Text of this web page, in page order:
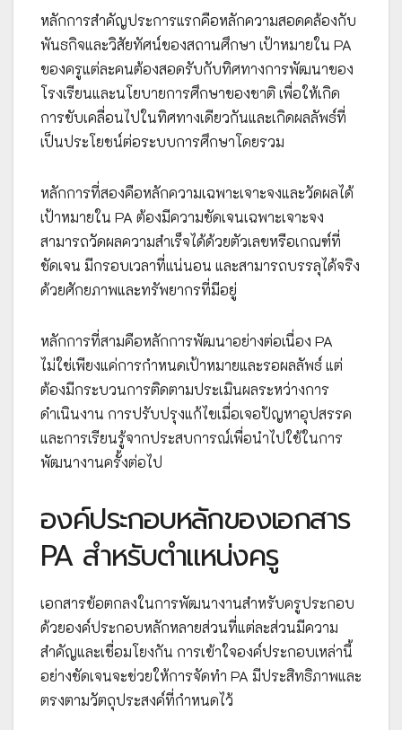
หลักการสำคัญประการแรกคือหลักความสอดคล้องกับ
พันธกิจและวิสัยทัศน์ของสถานศึกษา เป้าหมายใน PA
ของครูแต่ละคนต้องสอดรับกับทิศทางการพัฒนาของ
โรงเรียนและนโยบายการศึกษาของชาติ เพื่อให้เกิด
การขับเคลื่อนไปในทิศทางเดียวกันและเกิดผลลัพธ์ที่
เป็นประโยชน์ต่อระบบการศึกษาโดยรวม
หลักการที่สองคือหลักความเฉพาะเจาะจงและวัดผลได้
เป้าหมายใน PA ต้องมีความชัดเจนเฉพาะเจาะจง
สามารถวัดผลความสำเร็จได้ด้วยตัวเลขหรือเกณฑ์ที่
ชัดเจน มีกรอบเวลาที่แน่นอน และสามารถบรรลุได้จริง
ด้วยศักยภาพและทรัพยากรที่มีอยู่
หลักการที่สามคือหลักการพัฒนาอย่างต่อเนื่อง PA
ไม่ใช่เพียงแค่การกำหนดเป้าหมายและรอผลลัพธ์ แต่
ต้องมีกระบวนการติดตามประเมินผลระหว่างการ
ดำเนินงาน การปรับปรุงแก้ไขเมื่อเจอปัญหาอุปสรรค
และการเรียนรู้จากประสบการณ์เพื่อนำไปใช้ในการ
พัฒนางานครั้งต่อไป
องค์ประกอบหลักของเอกสาร
PA สำหรับตำแหน่งครู
เอกสารข้อตกลงในการพัฒนางานสำหรับครูประกอบ
ด้วยองค์ประกอบหลักหลายส่วนที่แต่ละส่วนมีความ
สำคัญและเชื่อมโยงกัน การเข้าใจองค์ประกอบเหล่านี้
อย่างชัดเจนจะช่วยให้การจัดทำ PA มีประสิทธิภาพและ
ตรงตามวัตถุประสงค์ที่กำหนดไว้